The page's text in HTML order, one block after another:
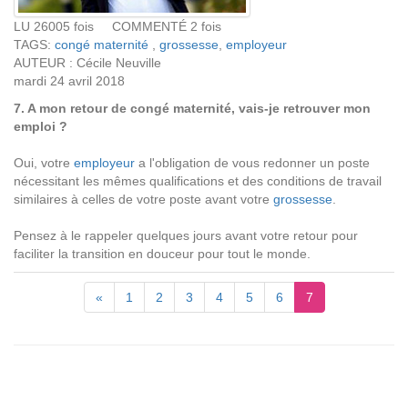
LU 26005 fois COMMENTÉ 2 fois
TAGS: congé maternité grossesse employeur
AUTEUR : Cécile Neuville
mardi 24 avril 2018
7. A mon retour de congé maternité, vais-je retrouver mon
emploi ?
Oui, votre employeur a l'obligation de vous redonner un poste
nécessitant les mêmes qualifications et des conditions de travail
similaires à celles de votre poste avant votre grossesse
Pensez à le rappeler quelques jours avant votre retour pour
faciliter la transition en douceur pour tout le monde.
« 1 2 3 4 5 6 7